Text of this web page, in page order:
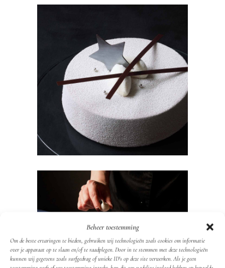
Beheer toestemming
Om de beste ervaringen te bieden, gebruiken wij technologieën zoals cookies om informatie
over je apparaat op te slaan en/of te raadplegen. Door in te stemmen met deze technologieën
kunnen wij gegevens zoals surfgedrag of unieke ID's op deze site verwerken. Als je geen